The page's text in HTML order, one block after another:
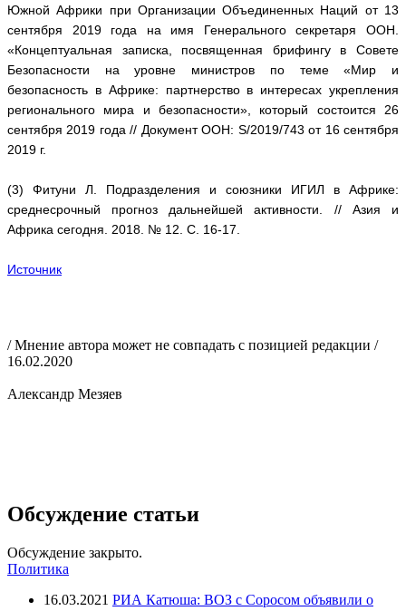
Южной Африки при Организации Объединенных Наций от 13
сентября 2019 года на имя Генерального секретаря ООН.
«Концептуальная записка, посвященная брифингу в Совете
Безопасности на уровне министров по теме «Мир и
безопасность в Африке: партнерство в интересах укрепления
регионального мира и безопасности», который состоится 26
сентября 2019 года // Документ ООН: S/2019/743 от 16 сентября
2019 г.
(3) Фитуни Л. Подразделения и союзники ИГИЛ в Африке:
среднесрочный прогноз дальнейшей активности. // Азия и
Африка сегодня. 2018. № 12. С. 16-17.
Источник
/ Мнение автора может не совпадать с позицией редакции /
16.02.2020
Александр Мезяев
Обсуждение статьи
Обсуждение закрыто.
Политика
16.03.2021 РИА Катюша: ВОЗ с Соросом объявили о